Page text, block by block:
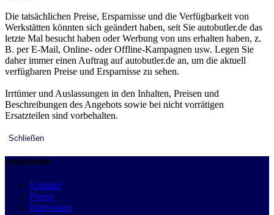
Die tatsächlichen Preise, Ersparnisse und die Verfügbarkeit von
Werkstätten könnten sich geändert haben, seit Sie autobutler.de das
letzte Mal besucht haben oder Werbung von uns erhalten haben, z.
B. per E-Mail, Online- oder Offline-Kampagnen usw. Legen Sie
daher immer einen Auftrag auf autobutler.de an, um die aktuell
verfügbaren Preise und Ersparnisse zu sehen.
Irrtümer und Auslassungen in den Inhalten, Preisen und
Beschreibungen des Angebots sowie bei nicht vorrätigen
Ersatzteilen sind vorbehalten.
Schließen
Autobutler
Kontakt
Presse
Impressum